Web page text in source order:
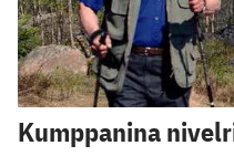
Kumppanina